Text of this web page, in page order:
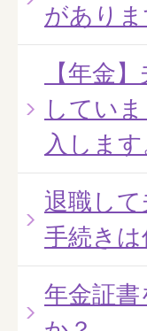
がありま
【年金
してい
入しま
退職し
手続き
年金証